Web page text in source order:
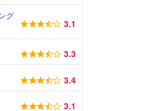
グ
3.1
3.3
3.4
3.1